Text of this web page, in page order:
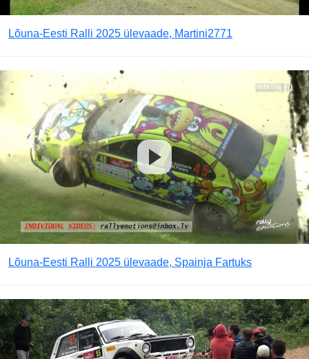
Lõuna-Eesti Ralli 2025 ülevaade, Martini2771
Lõuna-Eesti Ralli 2025 ülevaade, Spainja Fartuks